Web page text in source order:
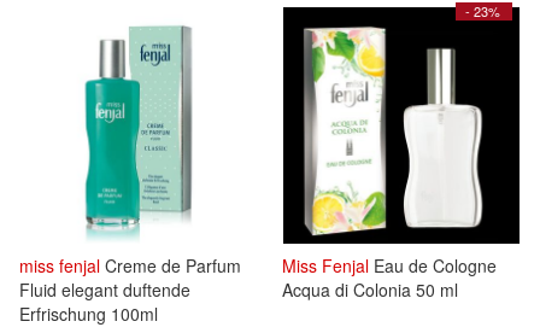
miss fenjal Creme de Parfum
Fluid elegant duftende
Erfrischung 100ml
- 23%
Miss Fenjal Eau de Cologne
Acqua di Colonia 50 ml